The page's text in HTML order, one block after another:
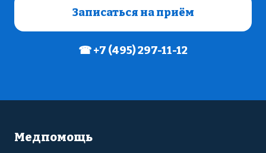
Записаться на приём
☎ +7 (495) 297-11-12
Медпомощь